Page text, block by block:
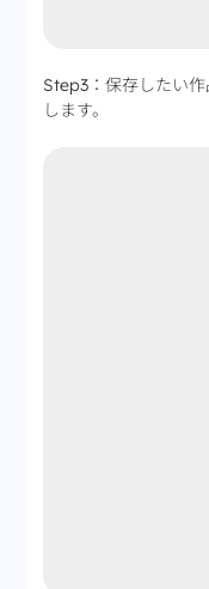
Step3：保存したい
します。